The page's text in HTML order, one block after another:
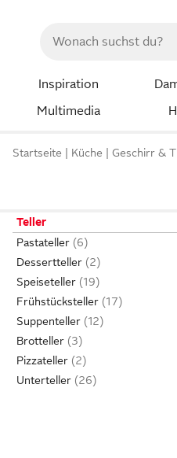
Inspiration
Multimedia
Startseite Küche Geschirr &
Teller
Pastateller
Dessertteller
Speiseteller
Frühstücksteller
Suppenteller
Brotteller
Pizzateller
Unterteller